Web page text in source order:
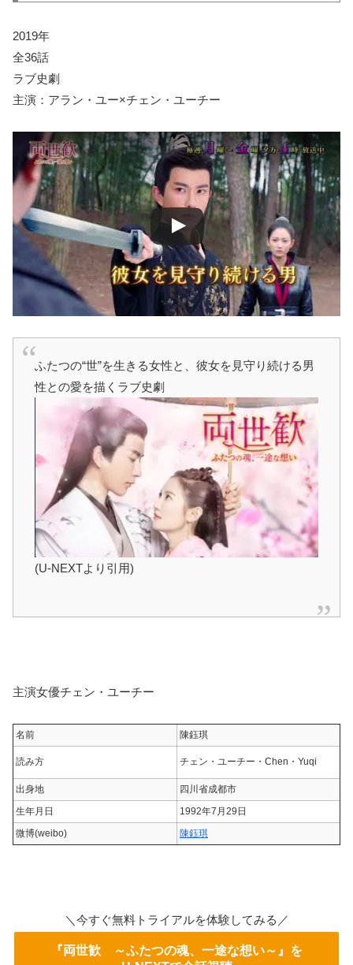
2019年
全36話
ラブ史劇
主演：アラン・ユー×チェン・ユーチー
ふたつの“世”を生きる女性と、彼女を見守り続ける男
性との愛を描くラブ史劇
(U-NEXTより引用)
主演女優チェン・ユーチー
名前 陳鈺琪
読み方 チェン・ユーチー・Chen・Yuqi
出身地
四川省成都市
生年月日
1992年7月29日
微博(weibo)
陳鈺琪
＼今すぐ無料トライアルを体験してみる／
『両世歓 ～ふたつの魂、一途な想い～』を